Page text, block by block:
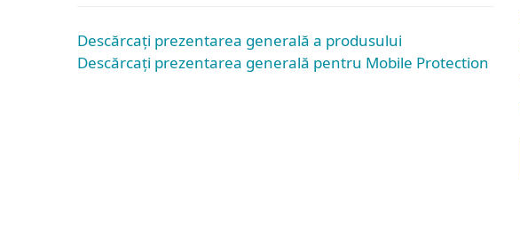
Descărcați prezentarea generală a produsului
Descărcați prezentarea generală pentru Mobile Protection